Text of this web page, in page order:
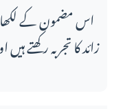
زائد کا تجربہ